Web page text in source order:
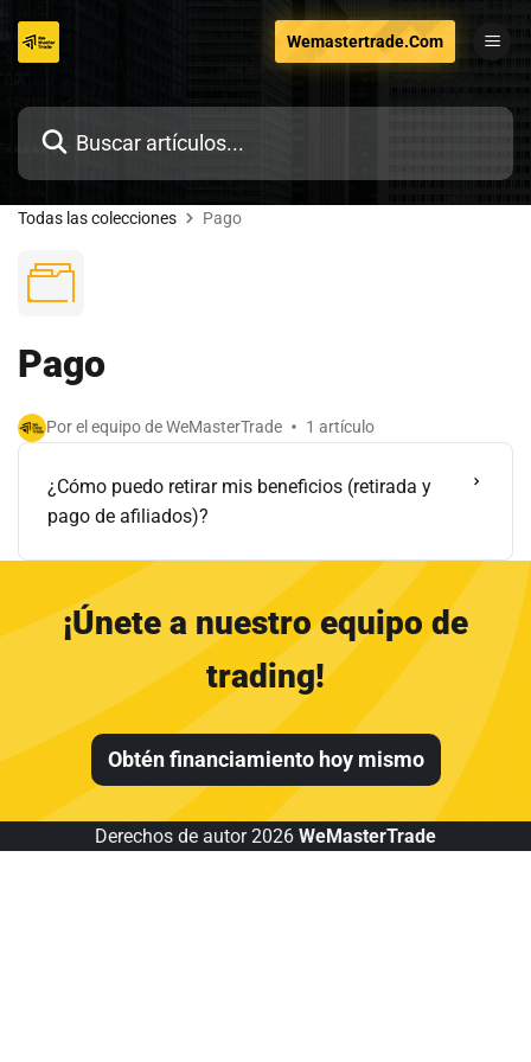
Wemastertrade.Com
Todas las colecciones Pago
Pago
Por el equipo de WeMasterTrade 1 artículo
¿Cómo puedo retirar mis beneficios (retirada y
pago de afiliados)?
¡Únete a nuestro equipo de
trading!
Obtén financiamiento hoy mismo
Derechos de autor 2026 WeMasterTrade